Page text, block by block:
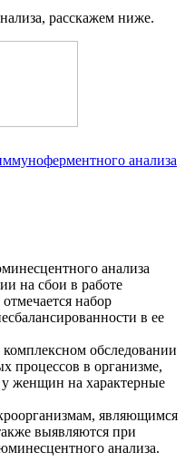
расскажем ниже.
анализа
анализа
на сбои в работе
набор
в ее
обследовании
процессов в организме,
женщин на характерные
являющимся
выявляются при
анализа.